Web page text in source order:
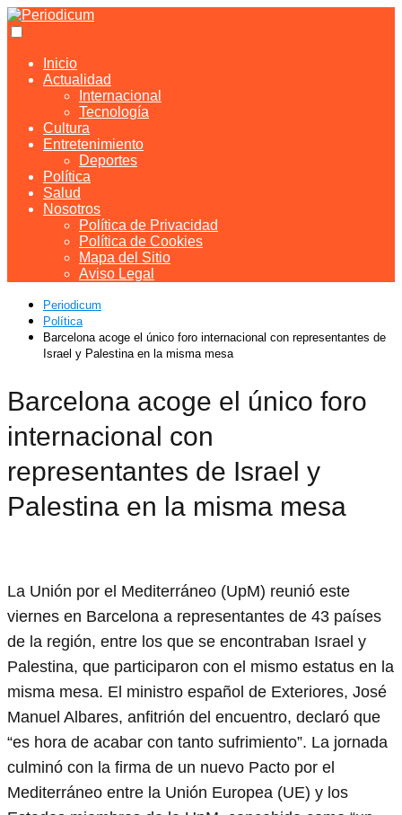
Inicio
Actualidad
Internacional
Tecnología
Cultura
Entretenimiento
Deportes
Política
Salud
Nosotros
Política de Privacidad
Política de Cookies
Mapa del Sitio
Aviso Legal
Periodicum
Política
Barcelona acoge el único foro internacional con representantes de
Israel y Palestina en la misma mesa
Barcelona acoge el único foro
internacional con
representantes de Israel y
Palestina en la misma mesa
La Unión por el Mediterráneo (UpM) reunió este
viernes en Barcelona a representantes de 43 países
de la región, entre los que se encontraban Israel y
Palestina, que participaron con el mismo estatus en la
misma mesa. El ministro español de Exteriores, José
Manuel Albares, anfitrión del encuentro, declaró que
“es hora de acabar con tanto sufrimiento”. La jornada
culminó con la firma de un nuevo Pacto por el
Mediterráneo entre la Unión Europea (UE) y los